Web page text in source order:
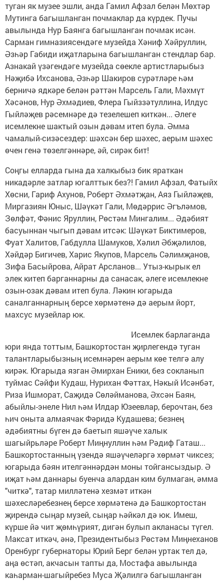
туган як музее эшли, анда Гамил Афзал белән Мөхтәр
Мутинга багышланган почмаклар да күрдек. Пучы
авылында Нур Баянга багышланган почмак исән.
Сарман гимназиясендәге музейда Хәниф Хәйруллин,
Әзһәр Габиди иҗатларына багышланган стендлар бар.
Азнакай үзәгендәге музейда сөекле артистларыбыз
Нәҗибә Ихсанова, Әзһәр Шакиров сурәтләре һәм
берничә ядкәре белән рәттән Марсель Гали, Мәхмүт
Хәсәнов, Нур Әхмәдиев, Флера Гыйззәтуллина, Илдус
Гыйләҗев рәсемнәре дә тезелешеп киткән... Әлеге
исемлекне шактый озын дәвам итеп була. Әмма
чамалый-сизәсездер: шәхсән бер шәхес, аерым шәхес
өчен генә төзелгәннәре, әй, сирәк бит!
Соңгы елларда гына да халкыбыз бик яраткан
никадәрле затлар югалттык без?! Гамил Афзал, Фатыйх
Хөсни, Гариф Ахунов, Роберт Әхмәтҗан, Аяз Гыйләҗев,
Миргазиян Юныс, Шәүкәт Гали, Мөдәррис Әгъләмов,
Зөлфәт, Фәнис Яруллин, Рөстәм Мингалим... Әдәбият
басуыннан чыгып дәвам итсәк: Шәүкәт Биктимеров,
Фуат Халитов, Габдулла Шамуков, Хәлил Әбҗәлилов,
Хәйдәр Бигичев, Харис Якупов, Марсель Сәлимҗанов,
Зифа Басыйрова, Айрат Арсланов... Утыз-кырык ел
элек китеп барганнарны да санасак, әлеге исемлекне
озын-озак дәвам итеп була. Ләкин югарыда
саналганнарның берсе хөрмәтенә дә аерым йорт,
махсус музейлар юк.
Исемлек барлаганда
юри янда тоттым, Башкортостан җирлегендә туган
талантларыбызның исемнәрен аерым көе телгә алу
кирәк. Югарыда язган Әмирхан Еники, без сокланып
туймас Сәйфи Кудаш, Нурихан Фәттах, Нәкый Исәнбәт,
Риза Ишморат, Саҗидә Сөләйманова, Әхсән Баян,
абыйлы-энеле Нил һәм Илдар Юзеевлар, берочтан, без
һич оныта алмаячак Фәридә Кудашева; безнең
әдәбиятны бүген дә баетып яшәүче халык
шагыйрьләре Роберт Миңнуллин һәм Рәдиф Гаташ...
Башкортостанның үзендә яшәүчеләргә хөрмәт чиксез;
югарыда бәян ителгәннәрдән моны тойгансыздыр. Ә
иҗат һәм даннары буенча алардан ким булмаган, әмма
"читкә", татар милләтенә хезмәт иткән
шәхесләребезнең берсе хөрмәтенә дә Башкортостан
җирендә сыңар музей, сыңар һәйкәл дә юк. Имеш,
күрше йә чит җөмһүрият, дигән булып акланасы түгел.
Максат иткәч, әнә, Президентыбыз Рөстәм Миңнеханов
Оренбург губернаторы Юрий Берг белән уртак тел дә,
аңа өстәп, акчасын тапты да, Мостафа авылында
каһарман-шагыйребез Муса Җәлилгә багышланган